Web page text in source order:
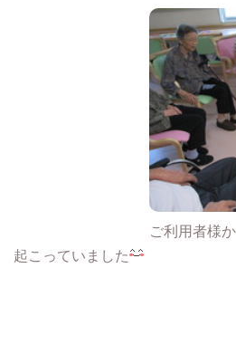
ご利用者様
起こっていました